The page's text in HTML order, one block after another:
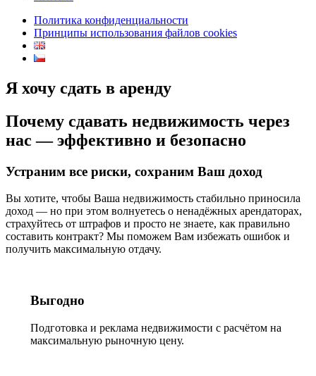
Политика конфиденциальности
Принципы использования файлов cookies
Я хочу сдать в аренду
Почему сдавать недвижимость через
нас — эффективно и безопасно
Устраним все риски, сохраним Ваш доход
Вы хотите, чтобы Ваша недвижимость стабильно приносила
доход — но при этом волнуетесь о ненадёжных арендаторах,
страхуйтесь от штрафов и просто не знаете, как правильно
составить контракт? Мы поможем Вам избежать ошибок и
получить максимальную отдачу.
Выгодно
Подготовка и реклама недвижимости с расчётом на
максимальную рыночную цену.